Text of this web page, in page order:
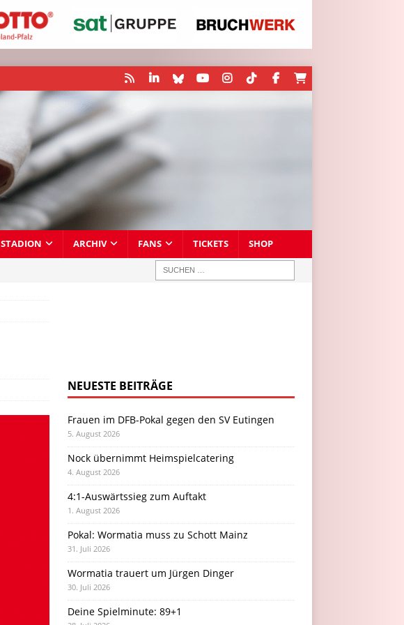
STADION ARCHIV FANS TICKETS SHOP
NEUESTE BEITRÄGE
Frauen im DFB-Pokal gegen den SV Eutingen
5. August 2026
Nock übernimmt Heimspielcatering
4. August 2026
4:1-Auswärtssieg zum Auftakt
1. August 2026
Pokal: Wormatia muss zu Schott Mainz
31. Juli 2026
Wormatia trauert um Jürgen Dinger
30. Juli 2026
Deine Spielminute: 89+1